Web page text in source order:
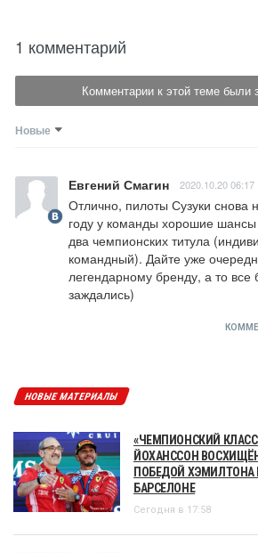
1 комментарий
Комментарии к этой теме были
Новые
Евгений Смагин 2020.10.20 06:17
Отлично, пилоты Сузуки снова
году у команды хорошие шансы
два чемпионских титула
командный). Дайте уже
легендарному бренду, а то все
заждались)
НОВЫЕ МАТЕРИАЛЫ
«ЧЕМПИОНСКИЙ
ЙОХАНССОН ВОСХИЩЁН
ПОБЕДОЙ ХЭМИЛТОНА
БАРСЕЛОНЕ
Сегодня в 17:58